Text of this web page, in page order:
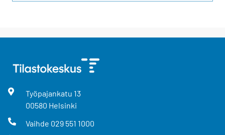
Työpajankatu 13
00580 Helsinki
Vaihde 029 551 1000